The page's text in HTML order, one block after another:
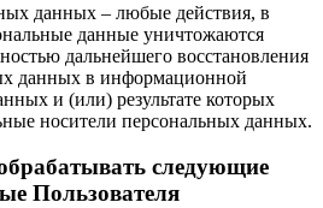
данных – любые действия, в
данные уничтожаются
дальнейшего восстановления
данных в информационной
и (или) результате которых
носители персональных данных.
следующие
Пользователя